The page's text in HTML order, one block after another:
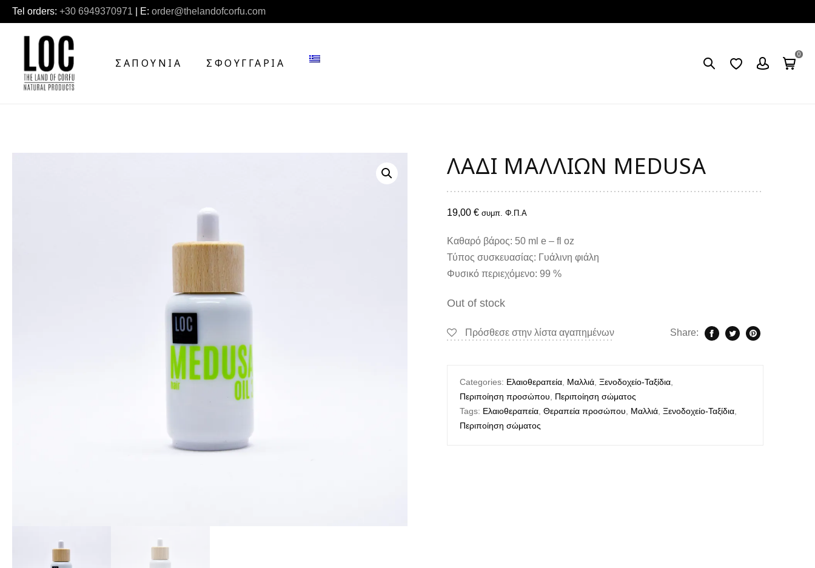
Tel orders: +30 6949370971 | E: order@thelandofcorfu.com
ΣΑΠΟΎΝΙΑ ΣΦΟΥΓΓΆΡΙΑ
0
ΛΆΔΙ ΜΑΛΛΙΏΝ MEDUSA
19,00€ συμπ. Φ.Π.Α
Καθαρό βάρος: 50 ml e – fl oz
Τύπος συσκευασίας: Γυάλινη φιάλη
Φυσικό περιεχόμενο: 99 %
Out of stock
Share:
Πρόσθεσε στην λίστα αγαπημένων
Categories: Ελαιοθεραπεία Μαλλιά ,Ξενοδοχείο-Ταξίδια
Περιποίηση προσώπου
Περιποίηση σώματος
Tags: Ελαιοθεραπεία ,Θεραπεία προσώπου Μαλλιά ,Ξενοδοχείο-Ταξίδια
Περιποίηση σώματος